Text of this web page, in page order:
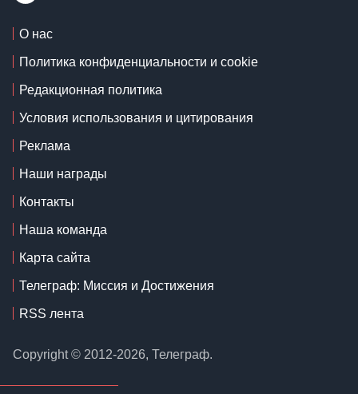
О нас
Политика конфиденциальности и cookie
Редакционная политика
Условия использования и цитирования
Реклама
Наши награды
Контакты
Наша команда
Карта сайта
Телеграф: Миссия и Достижения
RSS лента
Copyright © 2012-2026, Телеграф.